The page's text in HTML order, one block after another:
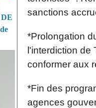
sanctions
*Prolongation
l'interdiction
conformer aux
*Fin des
agences